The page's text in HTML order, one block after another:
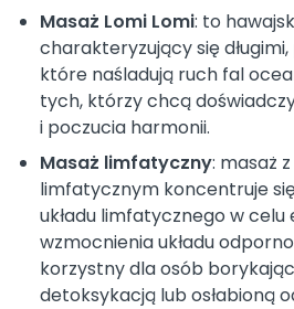
Masaż Lomi Lomi: to
charakteryzujący się
które naśladują ruch fal
tych, którzy chcą
i poczucia harmonii.
Masaż limfatyczny: masaż
limfatycznym koncentruje
układu limfatycznego w celu
wzmocnienia układu
korzystny dla osób
detoksykacją lub osłabioną